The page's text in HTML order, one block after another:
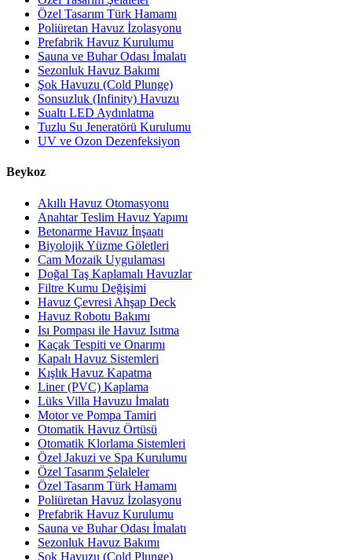
Özel Tasarım Türk Hamamı
Poliüretan Havuz İzolasyonu
Prefabrik Havuz Kurulumu
Sauna ve Buhar Odası İmalatı
Sezonluk Havuz Bakımı
Şok Havuzu (Cold Plunge)
Sonsuzluk (Infinity) Havuzu
Sualtı LED Aydınlatma
Tuzlu Su Jeneratörü Kurulumu
UV ve Ozon Dezenfeksiyon
Beykoz
Akıllı Havuz Otomasyonu
Anahtar Teslim Havuz Yapımı
Betonarme Havuz İnşaatı
Biyolojik Yüzme Göletleri
Cam Mozaik Uygulaması
Doğal Taş Kaplamalı Havuzlar
Filtre Kumu Değişimi
Havuz Çevresi Ahşap Deck
Havuz Robotu Bakımı
Isı Pompası ile Havuz Isıtma
Kaçak Tespiti ve Onarımı
Kapalı Havuz Sistemleri
Kışlık Havuz Kapatma
Liner (PVC) Kaplama
Lüks Villa Havuzu İmalatı
Motor ve Pompa Tamiri
Otomatik Havuz Örtüsü
Otomatik Klorlama Sistemleri
Özel Jakuzi ve Spa Kurulumu
Özel Tasarım Şelaleler
Özel Tasarım Türk Hamamı
Poliüretan Havuz İzolasyonu
Prefabrik Havuz Kurulumu
Sauna ve Buhar Odası İmalatı
Sezonluk Havuz Bakımı
Şok Havuzu (Cold Plunge)